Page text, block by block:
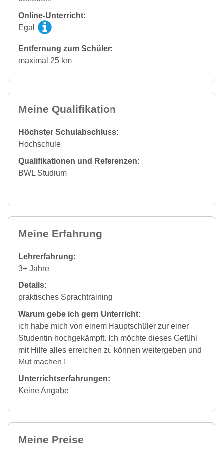
Online-Unterricht:
Egal
Entfernung zum Schüler:
maximal 25 km
Meine Qualifikation
Höchster Schulabschluss:
Hochschule
Qualifikationen und Referenzen:
BWL Studium
Meine Erfahrung
Lehrerfahrung:
3+ Jahre
Details:
praktisches Sprachtraining
Warum gebe ich gern Unterricht:
ich habe mich von einem Hauptschüler zur einer
Studentin hochgekämpft. Ich möchte dieses Gefühl
mit Hilfe alles erreichen zu können weitergeben und
Mut machen !
Unterrichtserfahrungen:
Keine Angabe
Meine Preise